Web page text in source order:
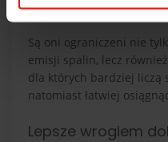
wolnossących?
Są oni ograniczeni nie
emisji spalin, lecz
dla których bardziej liczą
natomiast łatwiej
Lepsze wrogiem